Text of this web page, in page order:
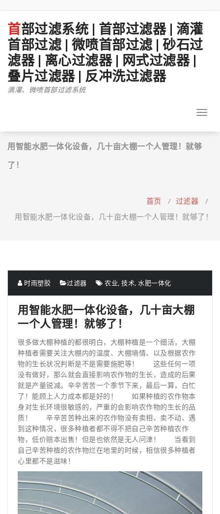
首部过滤系统 | 首部过滤器 | 滴灌
首部过滤 | 微喷首部过滤 | 砂石过
滤器 | 离心过滤器 | 网式过滤器 |
叠片过滤器 | 反冲洗过滤器
滴灌、微喷首部过滤系统
用智能水肥一体化设备，几十亩大棚一个人管理！就够
了！
首页 / 过滤器 /
用智能水肥一体化设备，几十亩大棚一个人管理！就够了！
时雨塑胶 过滤器 农业, 技术, 水肥一体化
用智能水肥一体化设备，几十亩大棚
一个人管理！就够了！
很多做大棚种植的都很明白，大棚种植是一个细活，大棚
种植者需要关注大棚内的温度、大棚墒情、以及根据农作
物的生长状况判断是不是需要施肥等！ 这些任何一项
没有做好，那么就会直接影响农作物的生长，造成的后果
就是产量锐减。辛辛苦苦一个季节下来，最后一算，白忙
了！能顾上人力成本都是好的！ 如果种植的农作物本
身对生长环境很敏感的，严重的会影响农作物的生长的品
质！ 辛辛苦苦种出来的农作物没有卖相、卖不动、遇
到这种情况，很多种植者都不得不把自己辛苦种植农作
物，低价赔本出售！但是也依然是无人问津！ 当看到
自己辛苦种植的农作物烂在地里的时候，相信很多种植者
心里都不是滋味！